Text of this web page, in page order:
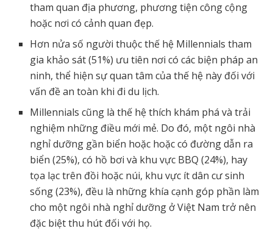
tham quan địa phương, phương tiện công cộng
hoặc nơi có cảnh quan đẹp.
Hơn nửa số người thuộc thế hệ Millennials tham
gia khảo sát (51%) ưu tiên nơi có các biện pháp an
ninh, thể hiện sự quan tâm của thế hệ này đối với
vấn đề an toàn khi đi du lịch.
Millennials cũng là thế hệ thích khám phá và trải
nghiệm những điều mới mẻ. Do đó, một ngôi nhà
nghỉ dưỡng gần biển hoặc hoặc có đường dẫn ra
biển (25%), có hồ bơi và khu vực BBQ (24%), hay
tọa lạc trên đồi hoặc núi, khu vực ít dân cư sinh
sống (23%), đều là những khía cạnh góp phần làm
cho một ngôi nhà nghỉ dưỡng ở Việt Nam trở nên
đặc biệt thu hút đối với họ.